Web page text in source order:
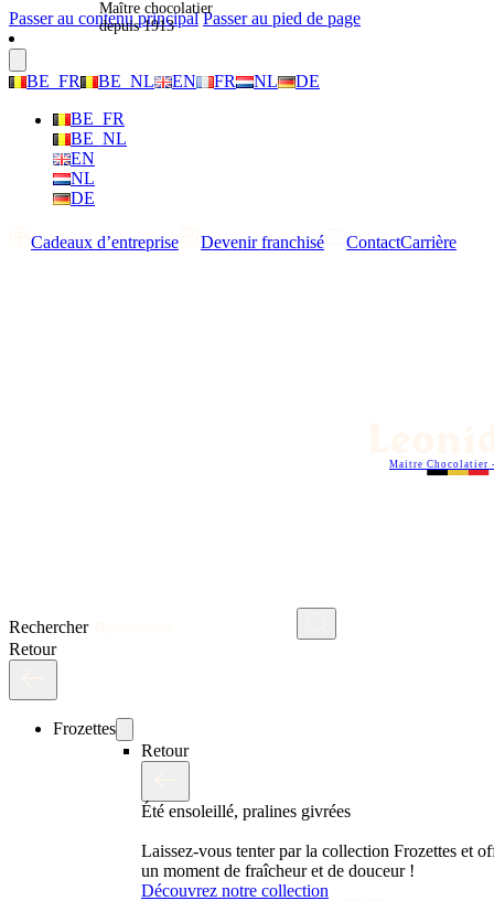
Passer au contenu principal Passer au pied de page
BE_FR BE_NL EN FR NL
DE
BE_FR
BE_NL
EN
NL
DE
Cadeaux d’entreprise Devenir franchisé ContactCarrière
Rechercher
Maitre Chocolatier
Retour
Frozettes
Retour
Été ensoleillé, pralines givrées
Laissez-vous tenter par la collection Frozettes et
un moment de fraîcheur et de douceur !
Découvrez notre collection
Maître chocolatier
depuis 1913